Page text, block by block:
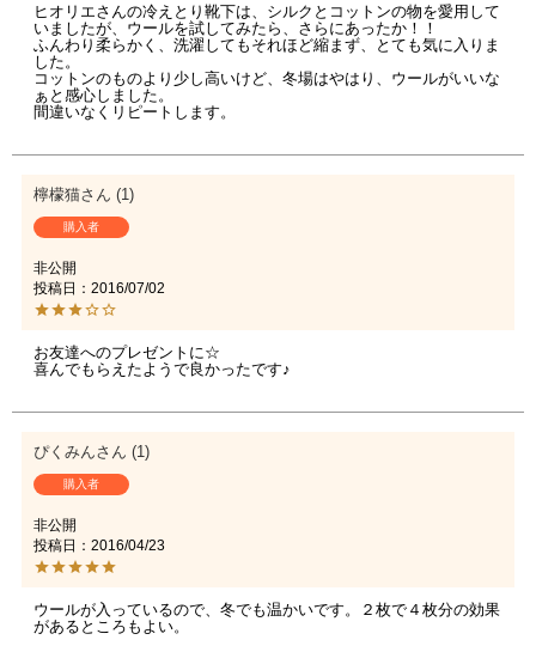
ヒオリエさんの冷えとり靴下は、シルクとコットンの物を愛用して
いましたが、ウールを試してみたら、さらにあったか！！
ふんわり柔らかく、洗濯してもそれほど縮まず、とても気に入りま
した。
コットンのものより少し高いけど、冬場はやはり、ウールがいいな
ぁと感心しました。
間違いなくリピートします。
檸檬猫 1
購入者
非公開
投稿日
2016/07/02
お友達へのプレゼントに☆
喜んでもらえたようで良かったです♪
ぴくみん 1
購入者
非公開
投稿日
2016/04/23
ウールが入っているので、冬でも温かいです。２枚で４枚分の効果
があるところもよい。